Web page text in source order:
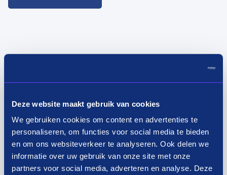
Deze website maakt gebruik van cookies
We gebruiken cookies om content en advertenties te
personaliseren, om functies voor social media te bieden
en om ons websiteverkeer te analyseren. Ook delen we
informatie over uw gebruik van onze site met onze
partners voor social media, adverteren en analyse. Deze